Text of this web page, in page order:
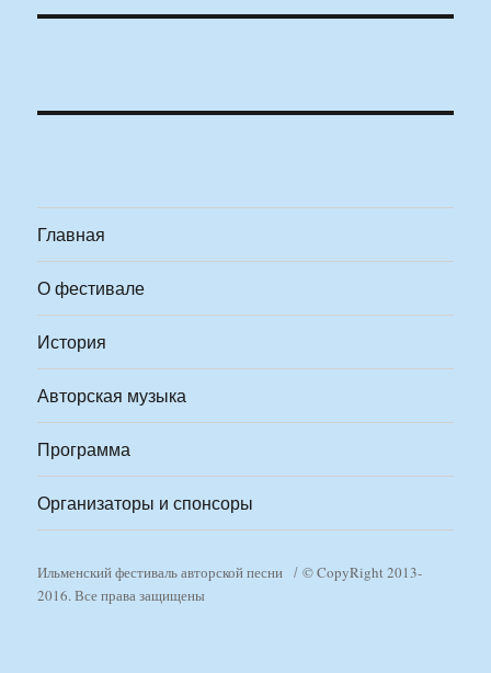
Главная
О фестивале
История
Авторская музыка
Программа
Организаторы и спонсоры
Ильменский фестиваль авторской песни
© CopyRight 2013-
2016. Все права защищены